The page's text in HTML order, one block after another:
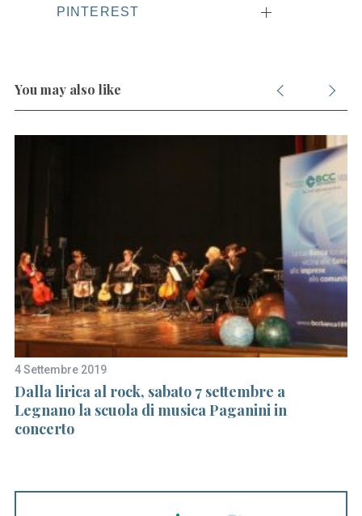
PINTEREST
You may also like
4 Settembre 2019
Dalla lirica al rock, sabato 7 settembre a
Legnano la scuola di musica Paganini in
concerto
S
e
a
r
c
h
r